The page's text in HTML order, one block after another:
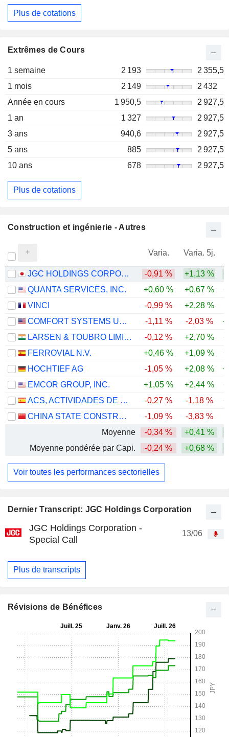
Dernier Transcript: JGC Holdings Corporation
JGC Holdings Corporation -
Special Call
13/06
Plus de transcripts
Plus de cotations
Extrêmes de Cours
1 semaine 2 193
2 355,5
1 mois
2 149
2 432
Année en cours
1 950,5
2 927,5
1 an
1 327
2 927,5
3 ans
940,6
2 927,5
5 ans
885
2 927,5
10 ans
678 2 927,5
Plus de cotations
Construction et ingénierie - Autres
Varia. Varia. 5j.
JGC HOLDINGS CORPORATION -0,91 % +1,13 %
QUANTA SERVICES, INC.
+0,60 % +0,67 %
VINCI
-0,99 % +2,28 %
COMFORT SYSTEMS USA, INC.
-1,11 % -2,03 %
LARSEN & TOUBRO LIMITED
-0,12 % +2,70 %
FERROVIAL N.V.
+0,46 % +1,09 %
HOCHTIEF AG
-1,05 % +2,08 %
EMCOR GROUP, INC.
+1,05 % +2,44 %
ACS, ACTIVIDADES DE CONSTRUCCIÓN Y SERVICIOS, S.A.
-0,27 % -1,18 %
CHINA STATE CONSTRUCTION ENGINEERING CORPORATION LIMITED
-1,09 % -3,83 %
Moyenne
-0,34 % +0,41 %
Moyenne pondérée par Capi.
-0,24 % +0,68 %
Voir toutes les performances sectorielles
Révisions de Bénéfices